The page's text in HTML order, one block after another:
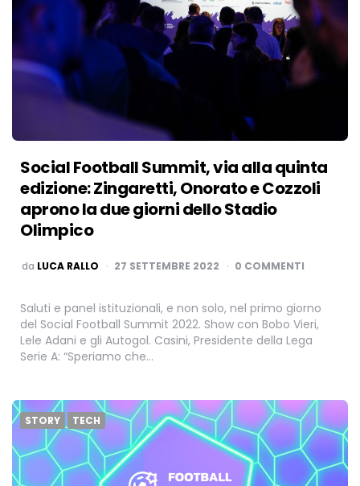
Social Football Summit, via alla quinta
edizione: Zingaretti, Onorato e Cozzoli
aprono la due giorni dello Stadio
Olimpico
PUBBLICATO
da LUCA RALLO 27 SETTEMBRE 2022 0 COMMENTI
Saluti e panel istituzionali, e non solo, nel primo giorno
del Social Football Summit 2022. Show con Bobo Vieri,
Lele Adani e gli Autogol. Casini, Presidente della Lega
Serie A: “Speriamo che…
STORY TECH